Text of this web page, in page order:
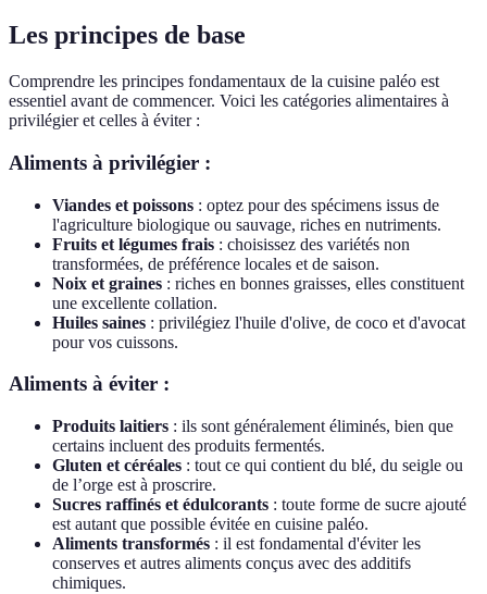
Les principes de base
Comprendre les principes fondamentaux de la cuisine paléo est
essentiel avant de commencer. Voici les catégories alimentaires à
privilégier et celles à éviter :
Aliments à privilégier :
Viandes et poissons : optez pour des spécimens issus de
l'agriculture biologique ou sauvage, riches en nutriments.
Fruits et légumes frais : choisissez des variétés non
transformées, de préférence locales et de saison.
Noix et graines : riches en bonnes graisses, elles constituent
une excellente collation.
Huiles saines : privilégiez l'huile d'olive, de coco et d'avocat
pour vos cuissons.
Aliments à éviter :
Produits laitiers : ils sont généralement éliminés, bien que
certains incluent des produits fermentés.
Gluten et céréales : tout ce qui contient du blé, du seigle ou
de l’orge est à proscrire.
Sucres raffinés et édulcorants : toute forme de sucre ajouté
est autant que possible évitée en cuisine paléo.
Aliments transformés : il est fondamental d'éviter les
conserves et autres aliments conçus avec des additifs
chimiques.